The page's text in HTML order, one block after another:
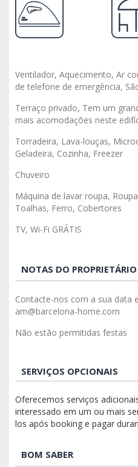
Ventilador, Aquecimento, Ar
de telefone de emergência,
Terraço privado, Tem um
mais acomodações neste
Torradeira, Lava-louças,
Geladeira, Cozinha, Freezer
Chuveiro
Máquina de lavar roupa,
Toalhas, Ferro, Cobertores
TV, Wi-Fi GRÁTIS
NOTAS DO PROPRIETÁRIO
Contacte-nos com a sua data
am@barcelona-home.com
Não estão permitidas festas
SERVIÇOS OPCIONAIS
Oferecemos serviços
interessado em um ou mais
los após booking e pagar
BOM SABER